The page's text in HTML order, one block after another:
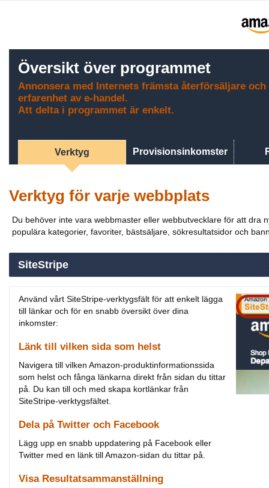
Översikt över programmet
Annonsera med Internets främsta återförsäljare
erfarenhet av e-handel.
Att delta i programmet är enkelt.
Verktyg Provisionsinkomster
Verktyg för varje webbplats
Du behöver inte vara webbmaster eller webbutvecklare för att dra
populära kategorier, favoriter, bästsäljare, sökresultatsidor och
SiteStripe
Använd vårt SiteStripe-verktygsfält för att enkelt lägga
till länkar och för en snabb översikt över dina
inkomster:
Länk till vilken sida som helst
Navigera till vilken Amazon-produktinformationssida
som helst och fånga länkarna direkt från sidan du tittar
på. Du kan till och med skapa kortlänkar från
SiteStripe-verktygsfältet.
Dela på Twitter och Facebook
Lägg upp en snabb uppdatering på Facebook eller
Twitter med en länk till Amazon-sidan du tittar på.
Visa Resultatsammanställning